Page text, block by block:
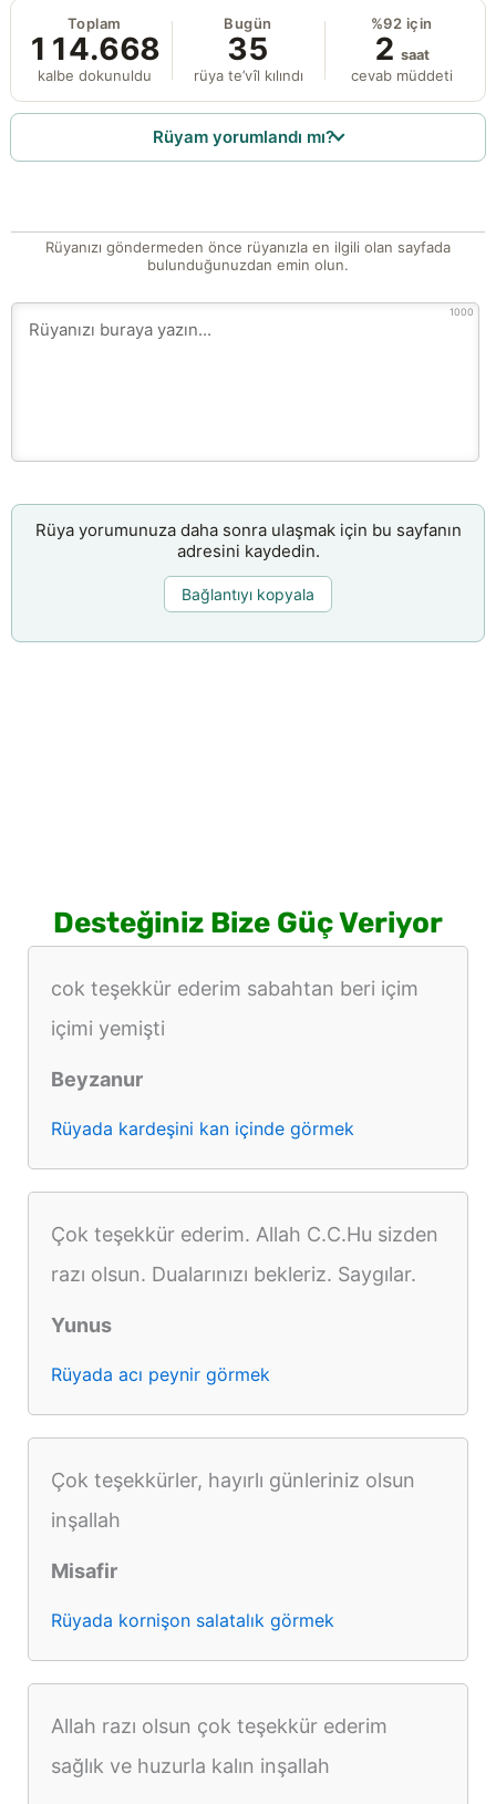
Toplam
114.668
kalbe dokunuldu
Bugün
35
rüya te’vîl kılındı
%92 için
2 saat
cevab müddeti
Rüyam yorumlandı mı?
Rüyanızı göndermeden önce rüyanızla en ilgili olan sayfada
bulunduğunuzdan emin olun.
1000
Rüya yorumunuza daha sonra ulaşmak için bu sayfanın
adresini kaydedin.
Bağlantıyı kopyala
Desteğiniz Bize Güç Veriyor
cok teşekkür ederim sabahtan beri içim
içimi yemişti
Beyzanur
Rüyada kardeşini kan içinde görmek
Çok teşekkür ederim. Allah C.C.Hu sizden
razı olsun. Dualarınızı bekleriz. Saygılar.
Yunus
Rüyada acı peynir görmek
Çok teşekkürler, hayırlı günleriniz olsun
inşallah
Misafir
Rüyada kornişon salatalık görmek
Allah razı olsun çok teşekkür ederim
sağlık ve huzurla kalın inşallah